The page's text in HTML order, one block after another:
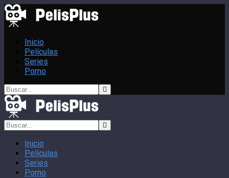
Inicio
Películas
Series
Porno
Inicio
Películas
Series
Porno